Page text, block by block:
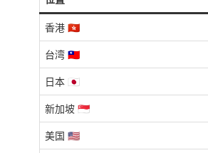
香港 🇭🇰
台湾 🇹🇼
日本 🇯🇵
新加坡 🇸🇬
美国 🇺🇸